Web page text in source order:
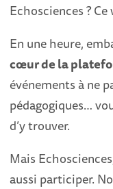
Echosciences ?
En une heure,
cœur de la
événements à ne
pédagogiques…
d’y trouver.
Mais
aussi participer.